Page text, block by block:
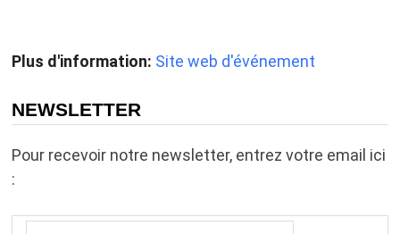
Plus d'information: Site web d'événement
NEWSLETTER
Pour recevoir notre newsletter, entrez votre email ici
: